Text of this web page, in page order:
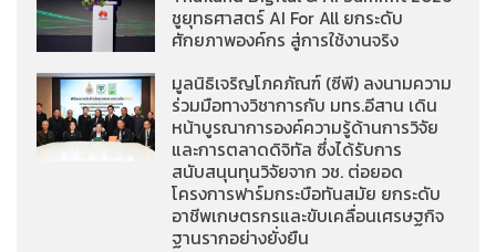
ชูยุทธศาสตร์ AI For All ยกระดับ
ศักยภาพองค์กร สู่การใช้งานจริง
มูลนิธิเจริญโภคภัณฑ์ (ซีพี) ลงนามความ
ร่วมมือทางวิชาการกับ มทร.อีสาน เดิน
หน้าบูรณาการองค์ความรู้ด้านการวิจัย
และการตลาดดิจิทัล ซึ่งได้รับการ
สนับสนุนทุนวิจัยจาก วช. ต่อยอด
โครงการฟาร์มกระบือทันสมัย ยกระดับ
อาชีพเกษตรกรและขับเคลื่อนเศรษฐกิจ
ฐานรากอย่างยั่งยืน